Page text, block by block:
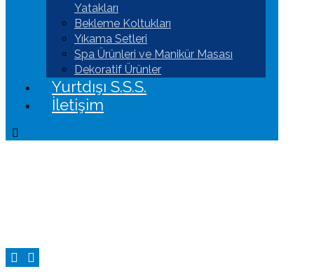
Yatakları
Bekleme Koltukları
Yıkama Setleri
Spa Ürünleri ve Manikür Masası
Dekoratif Ürünler
Yurtdışı S.S.S.
İletişim